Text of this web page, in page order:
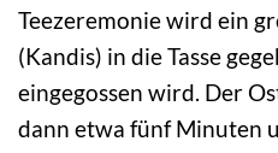
Teezeremonie wird ein
(Kandis) in die Tasse
eingegossen wird. Der
dann etwa fünf Minuten